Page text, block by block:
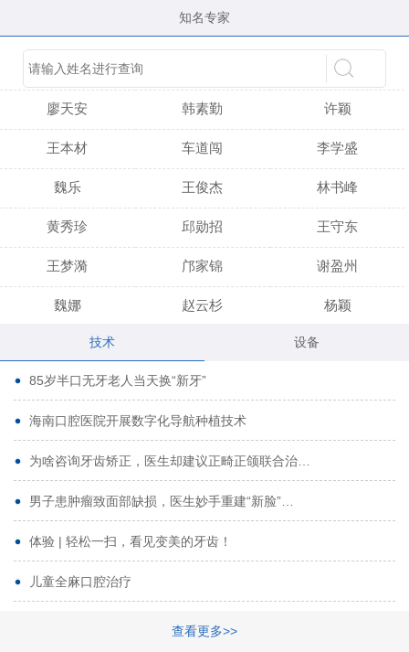
知名专家
陈育玲 吴晓桃
廖天安 韩素勤 许颖
王本材 车道闯 李学盛
魏乐 王俊杰 林书峰
黄秀珍 邱勋招 王守东
王梦漪 邝家锦 谢盈州
魏娜 赵云杉 杨颖
黄启龙
代艳虹 林芳诚
曹香林 姜炳华
姚宗将 梁春晓
林夏羽 颜晶
路娜 商晔
周碧玲
技术 设备
85岁半口无牙老人当天换“新牙”
海南口腔医院开展数字化导航种植技术
为啥咨询牙齿矫正，医生却建议正畸正颌联合治…
男子患肿瘤致面部缺损，医生妙手重建“新脸”…
体验 | 轻松一扫，看见变美的牙齿！
儿童全麻口腔治疗
查看更多>>